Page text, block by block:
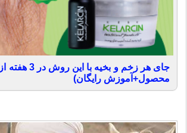
جای هر زخم و
محصول+آموزش رایگان)